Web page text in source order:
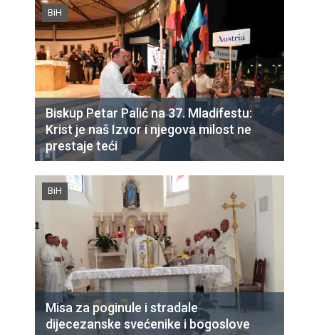
BiH
Biskup Petar Palić na 37. Mladifestu:
Krist je naš Izvor i njegova milost ne
prestaje teći
BiH
Misa za poginule i stradale
dijecezanske svećenike i bogoslove